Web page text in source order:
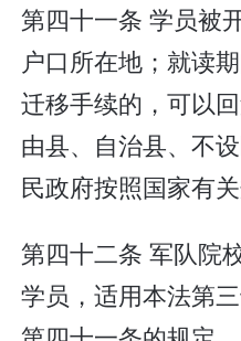
第四十一条 学员被
户口所在地；就读
迁移手续的，可以
由县、自治县、不
民政府按照国家有关
第四十二条 军队院
学员，适用本法第